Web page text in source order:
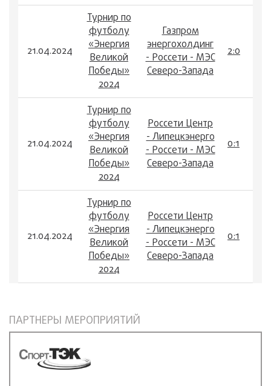
21.04.2024
Турнир по
футболу
«Энергия
Великой
Победы»
2024
Газпром
энергохолдинг
- Россети - МЭС
Северо-Запада
2:0
21.04.2024
Турнир по
футболу
«Энергия
Великой
Победы»
2024
Россети Центр
- Липецкэнерго
- Россети - МЭС
Северо-Запада
0:1
21.04.2024
Турнир по
футболу
«Энергия
Великой
Победы»
2024
Россети Центр
- Липецкэнерго
- Россети - МЭС
Северо-Запада
0:1
ПАРТНЕРЫ МЕРОПРИЯТИЙ